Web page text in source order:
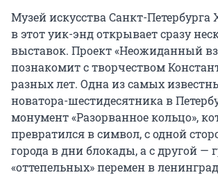
Музей искусства Санкт-Петербурга
в этот уик-энд открывает сразу
выставок. Проект «Неожиданный
познакомит с творчеством
разных лет. Одна из самых
новатора-шестидесятника в
монумент «Разорванное кольцо»,
превратился в символ, с одной
города в дни блокады, а с другой —
«оттепельных» перемен в